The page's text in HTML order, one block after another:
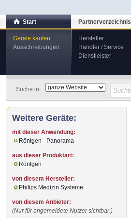
Start
Geräte kaufen
Ausschreibungen
Partnerverzeichnis
Hersteller
Händler / Service
Dienstleister
Suche in:
Weitere Geräte:
mit dieser Anwendung:
Röntgen - Panorama
aus dieser Produktart:
Röntgen
von diesem Hersteller:
Philips Medizin Systeme
von diesem Anbieter:
(Nur für angemeldete Nutzer sichtbar.)